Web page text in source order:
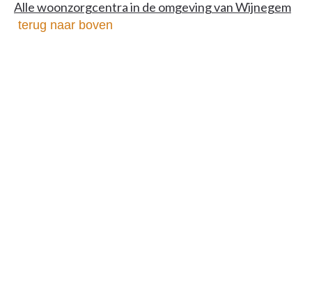
Alle woonzorgcentra in de omgeving van Wijnegem
terug naar boven